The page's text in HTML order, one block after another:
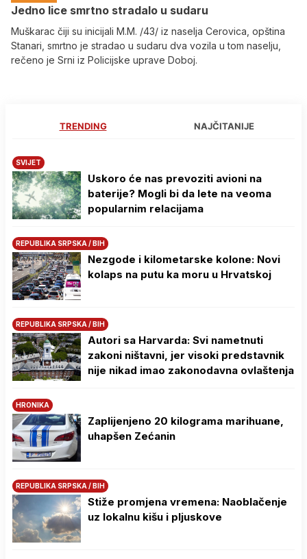
Јedno lice smrtno stradalo u sudaru
Muškarac čiji su inicijali M.M. /43/ iz naselja Cerovica, opština
Stanari, smrtno je stradao u sudaru dva vozila u tom naselju,
rečeno je Srni iz Policijske uprave Doboj.
TRENDING NAJČITANIJE
SVIJET
Uskoro će nas prevoziti avioni na
baterije? Mogli bi da lete na veoma
popularnim relacijama
REPUBLIKA SRPSKA / BIH
Nezgode i kilometarske kolone: Novi
kolaps na putu ka moru u Hrvatskoj
REPUBLIKA SRPSKA / BIH
Autori sa Harvarda: Svi nametnuti
zakoni ništavni, jer visoki predstavnik
nije nikad imao zakonodavna ovlaštenja
HRONIKA
Zaplijenjeno 20 kilograma marihuane,
uhapšen Zećanin
REPUBLIKA SRPSKA / BIH
Stiže promjena vremena: Naoblačenje
uz lokalnu kišu i pljuskove